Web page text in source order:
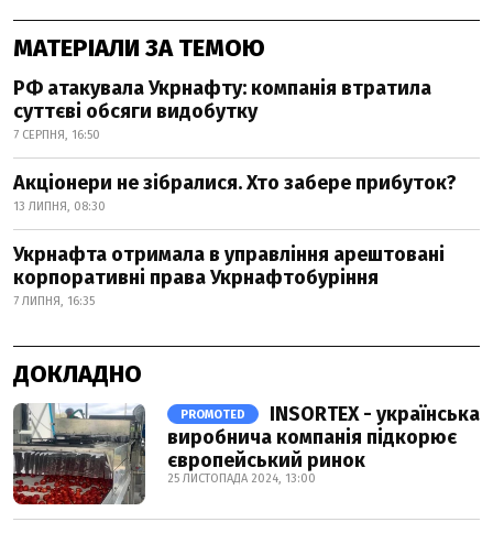
МАТЕРІАЛИ ЗА ТЕМОЮ
РФ атакувала Укрнафту: компанія втратила
суттєві обсяги видобутку
7 СЕРПНЯ, 16:50
Акціонери не зібралися. Хто забере прибуток?
13 ЛИПНЯ, 08:30
Укрнафта отримала в управління арештовані
корпоративні права Укрнафтобуріння
7 ЛИПНЯ, 16:35
ДОКЛАДНО
PROMOTED
INSORTEX - українська
виробнича компанія підкорює
європейський ринок
25 ЛИСТОПАДА 2024, 13:00